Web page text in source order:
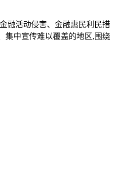
融活动侵害、金融惠民利民措
集中宣传难以覆盖的地区,围绕